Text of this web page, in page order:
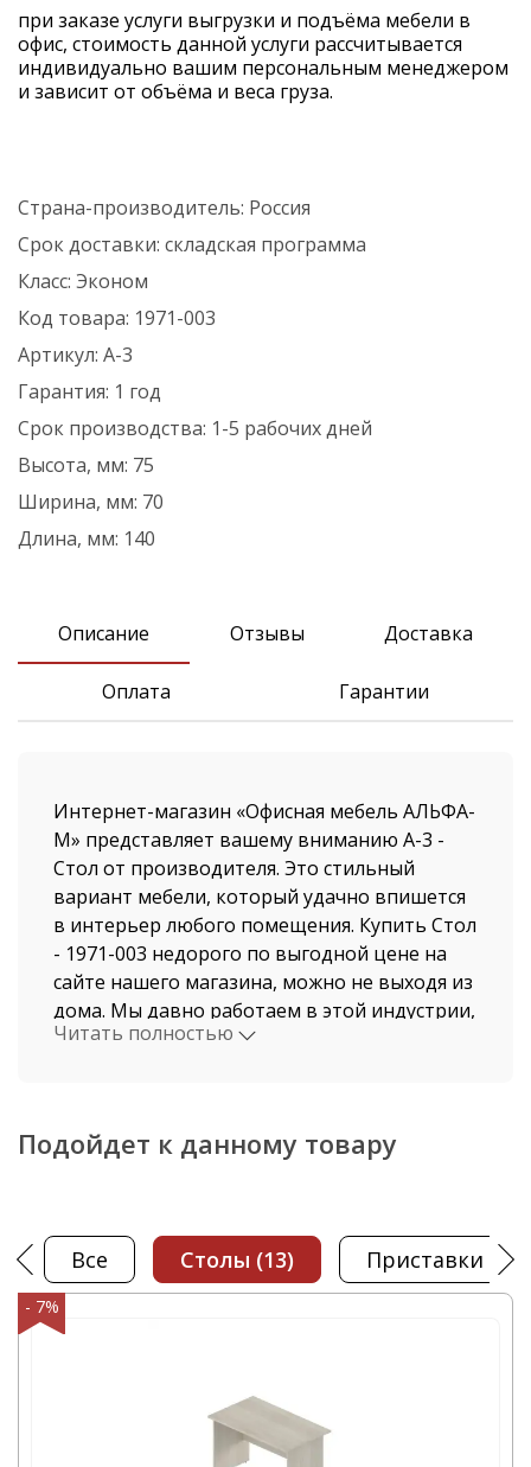
при заказе услуги выгрузки и подъёма мебели в
офис, стоимость данной услуги рассчитывается
индивидуально вашим персональным менеджером
и зависит от объёма и веса груза.
Страна-производитель: Россия
Срок доставки: складская программа
Класс: Эконом
Код товара: 1971-003
Артикул: А-3
Гарантия: 1 год
Срок производства: 1-5 рабочих дней
Высота, мм: 75
Ширина, мм: 70
Длина, мм: 140
Описание Отзывы Доставка
Оплата Гарантии
Интернет-магазин «Офисная мебель АЛЬФА-
М» представляет вашему вниманию А-3 -
Стол от производителя. Это стильный
вариант мебели, который удачно впишется
в интерьер любого помещения. Купить Стол
- 1971-003 недорого по выгодной цене на
сайте нашего магазина, можно не выходя из
дома. Мы давно работаем в этой индустрии,
поэтому нашими клиентами становятся, как
Стоимость Стол и быстрая доставка от
осуществляется по Москве и Московской
области автотранспортом компании ООО
"Офисная мебель АЛЬФА-М", а также по всем
регионам России. В нашем интернет-
оформить заказ Стол - 1971-003 и это не
займет у вас большого количества времени.
Читать полностью
Подойдет к данному товару
Все столы (13) приставки (4)
- 7%